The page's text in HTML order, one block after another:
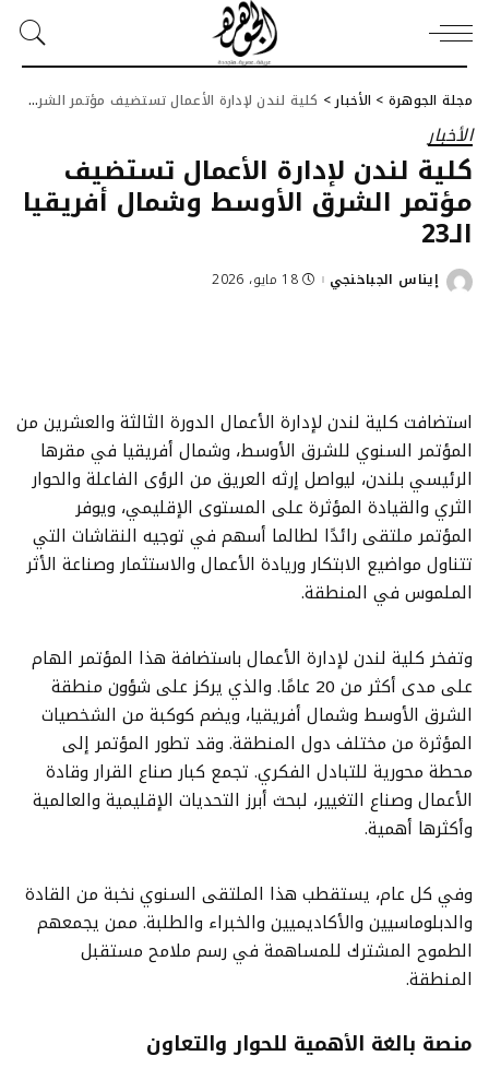
مجلة الجوهرة > الأخبار > كلية لندن لإدارة الأعمال تستضيف مؤتمر الشرق الأوسط وشمال أفريقيا الـ23
الأخبار
كلية لندن لإدارة الأعمال تستضيف
مؤتمر الشرق الأوسط وشمال أفريقيا
الـ23
Posted
إيناس الجباخنجي 18 مايو، 2026
استضافت كلية لندن لإدارة الأعمال الدورة الثالثة والعشرين من
المؤتمر السنوي للشرق الأوسط، وشمال أفريقيا في مقرها
الرئيسي بلندن، ليواصل إرثه العريق من الرؤى الفاعلة والحوار
الثري والقيادة المؤثرة على المستوى الإقليمي، ويوفر
المؤتمر ملتقى رائدًا لطالما أسهم في توجيه النقاشات التي
تتناول مواضيع الابتكار وريادة الأعمال والاستثمار وصناعة الأثر
الملموس في المنطقة.
وتفخر كلية لندن لإدارة الأعمال باستضافة هذا المؤتمر الهام
على مدى أكثر من 20 عامًا. والذي يركز على شؤون منطقة
الشرق الأوسط وشمال أفريقيا، ويضم كوكبة من الشخصيات
المؤثرة من مختلف دول المنطقة. وقد تطور المؤتمر إلى
محطة محورية للتبادل الفكري. تجمع كبار صناع القرار وقادة
الأعمال وصناع التغيير، لبحث أبرز التحديات الإقليمية والعالمية
وأكثرها أهمية.
وفي كل عام، يستقطب هذا الملتقى السنوي نخبة من القادة
والدبلوماسيين والأكاديميين والخبراء والطلبة. ممن يجمعهم
الطموح المشترك للمساهمة في رسم ملامح مستقبل
المنطقة.
منصة بالغة الأهمية للحوار والتعاون